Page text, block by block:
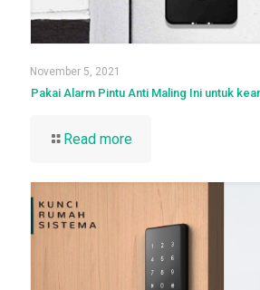
November 5, 2021
Pakai Alarm Pintu Anti Maling Ini untuk
Read more